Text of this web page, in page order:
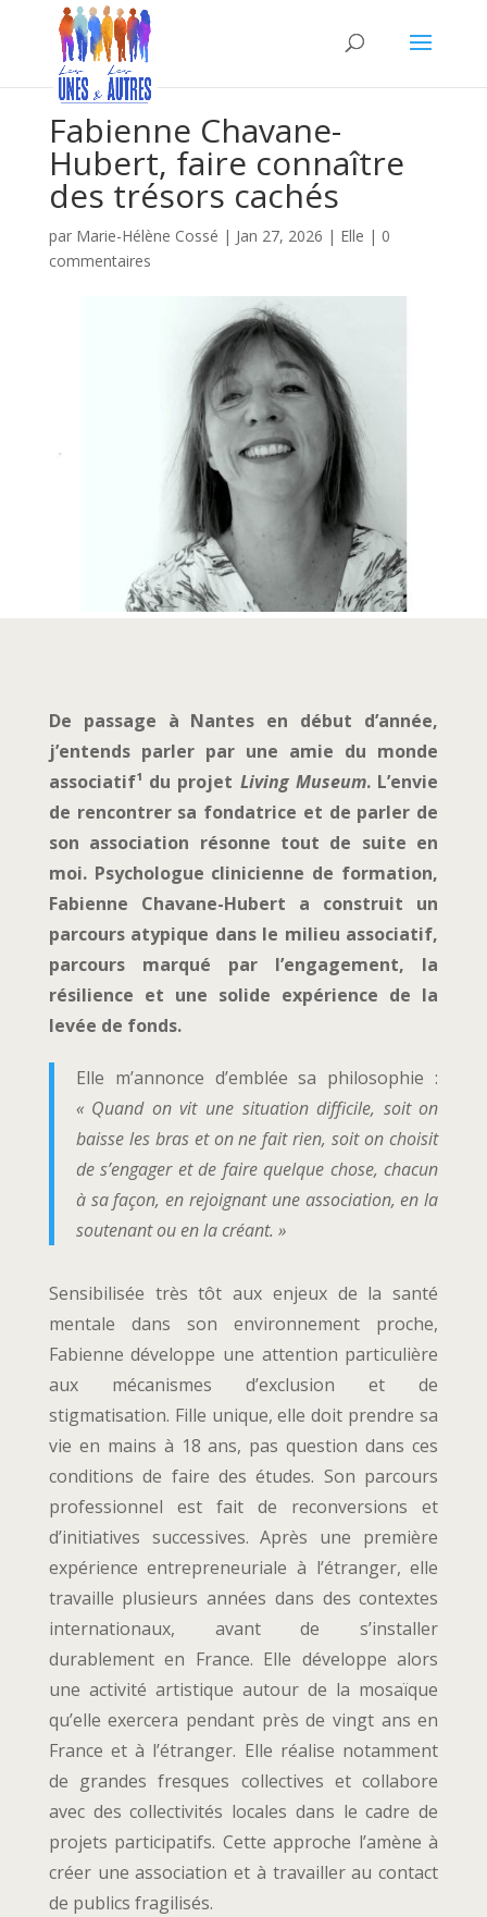
Fabienne Chavane-
Hubert, faire connaître
des trésors cachés
par Marie-Hélène Cossé | Jan 27, 2026 | Elle | 0
commentaires
De passage à Nantes en début d’année,
j’entends parler par une amie du monde
associatif¹ du projet Living Museum. L’envie
de rencontrer sa fondatrice et de parler de
son association résonne tout de suite en
moi. Psychologue clinicienne de formation,
Fabienne Chavane-Hubert a construit un
parcours atypique dans le milieu associatif,
parcours marqué par l’engagement, la
résilience et une solide expérience de la
levée de fonds.
Elle m’annonce d’emblée sa philosophie :
« Quand on vit une situation difficile, soit on
baisse les bras et on ne fait rien, soit on choisit
de s’engager et de faire quelque chose, chacun
à sa façon, en rejoignant une association, en la
soutenant ou en la créant. »
Sensibilisée très tôt aux enjeux de la santé
mentale dans son environnement proche,
Fabienne développe une attention particulière
aux mécanismes d’exclusion et de
stigmatisation. Fille unique, elle doit prendre sa
vie en mains à 18 ans, pas question dans ces
conditions de faire des études. Son parcours
professionnel est fait de reconversions et
d’initiatives successives. Après une première
expérience entrepreneuriale à l’étranger, elle
travaille plusieurs années dans des contextes
internationaux, avant de s’installer
durablement en France. Elle développe alors
une activité artistique autour de la mosaïque
qu’elle exercera pendant près de vingt ans en
France et à l’étranger. Elle réalise notamment
de grandes fresques collectives et collabore
avec des collectivités locales dans le cadre de
projets participatifs. Cette approche l’amène à
créer une association et à travailler au contact
de publics fragilisés.